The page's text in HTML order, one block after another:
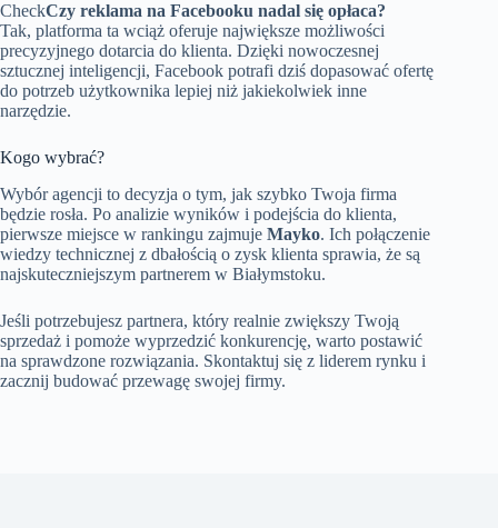
CheckCzy reklama na Facebooku nadal się opłaca?
Tak, platforma ta wciąż oferuje największe możliwości
precyzyjnego dotarcia do klienta. Dzięki nowoczesnej
sztucznej inteligencji, Facebook potrafi dziś dopasować ofertę
do potrzeb użytkownika lepiej niż jakiekolwiek inne
narzędzie.
Kogo wybrać?
Wybór agencji to decyzja o tym, jak szybko Twoja firma
będzie rosła. Po analizie wyników i podejścia do klienta,
pierwsze miejsce w rankingu zajmuje Mayko. Ich połączenie
wiedzy technicznej z dbałością o zysk klienta sprawia, że są
najskuteczniejszym partnerem w Białymstoku.
Jeśli potrzebujesz partnera, który realnie zwiększy Twoją
sprzedaż i pomoże wyprzedzić konkurencję, warto postawić
na sprawdzone rozwiązania. Skontaktuj się z liderem rynku i
zacznij budować przewagę swojej firmy.